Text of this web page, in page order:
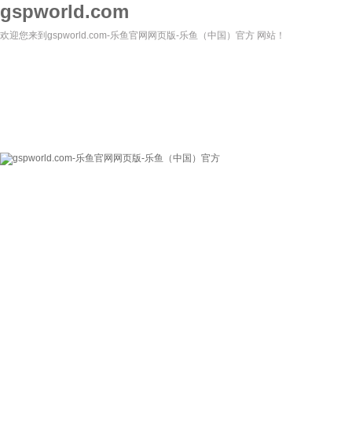
gspworld.com
欢迎您来到gspworld.com-乐鱼官网网页版-乐鱼（中国）官方 网站！
gspworld.com-乐